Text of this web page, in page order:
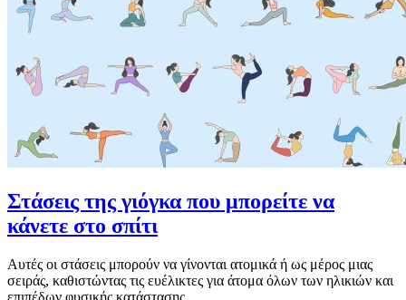
Στάσεις της γιόγκα που μπορείτε να
κάνετε στο σπίτι
Αυτές οι στάσεις μπορούν να γίνονται ατομικά ή ως μέρος μιας
σειράς, καθιστώντας τις ευέλικτες για άτομα όλων των ηλικιών και